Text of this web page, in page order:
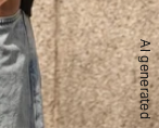
AI generated